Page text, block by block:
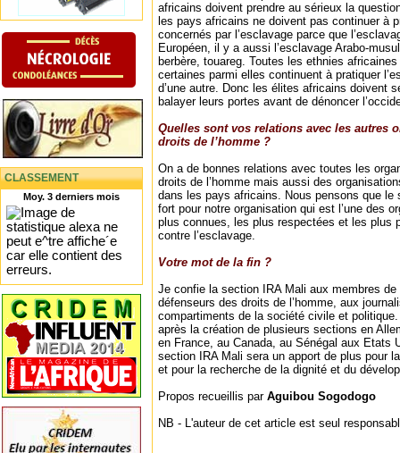
CLASSEMENT
Moy. 3 derniers mois
africains doivent prendre au sérieux la
les pays africains ne doivent pas continuer à
concernés par l’esclavage parce que
Européen, il y a aussi l’esclavage Arabo-
berbère, touareg. Toutes les ethnies
certaines parmi elles continuent à pratiquer
d’une autre. Donc les élites africains doivent
balayer leurs portes avant de dénoncer
Quelles sont vos relations avec les autres
droits de l’homme ?
On a de bonnes relations avec toutes les
droits de l’homme mais aussi des
dans les pays africains. Nous pensons que le
fort pour notre organisation qui est l’une des
plus connues, les plus respectées et les plus
contre l’esclavage.
Votre mot de la fin ?
Je confie la section IRA Mali aux membres
défenseurs des droits de l’homme, aux
compartiments de la société civile et
après la création de plusieurs sections en
en France, au Canada, au Sénégal aux Etats
section IRA Mali sera un apport de plus pour
et pour la recherche de la dignité et du
Propos recueillis par Aguibou Sogodogo
NB - L'auteur de cet article est seul